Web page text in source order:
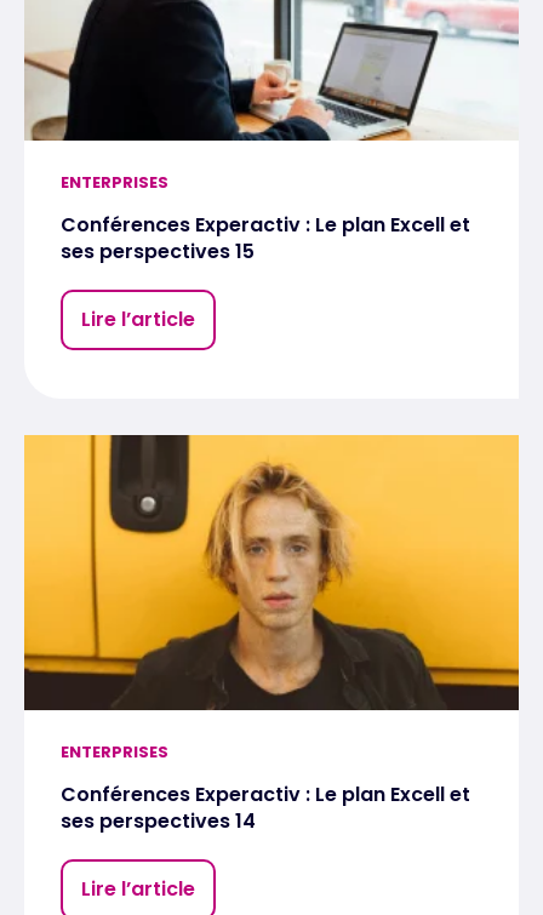
ENTERPRISES
Conférences Experactiv : Le plan Excell et
ses perspectives 15
Lire l’article
ENTERPRISES
Conférences Experactiv : Le plan Excell et
ses perspectives 14
Lire l’article